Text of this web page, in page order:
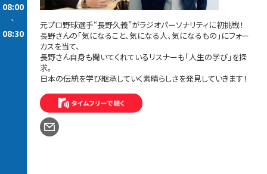
08:00
-
08:30
元プロ野球選手“長野久義”がラジオパーソナリティに初挑戦！
長野さんの「気になること、気になる人、気になるもの」にフォー
カスを当て、
長野さん自身も聞いてくれているリスナーも「人生の学び」を探
求。
日本の伝統を学び継承していく素晴らしさを発見していきます！